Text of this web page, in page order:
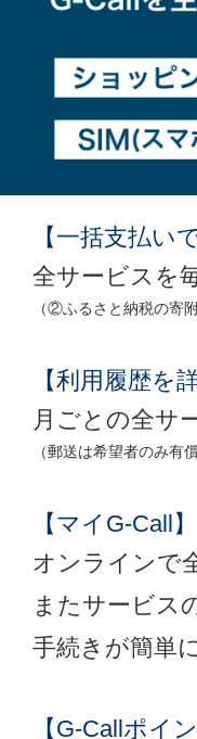
【一括支払い
全サービスを
（②ふるさと納税の寄
【利用履歴を
月ごとの全サ
（郵送は希望者のみ有
【マイG-Call】
オンラインで
またサービス
手続きが簡単
【G-Callポイン